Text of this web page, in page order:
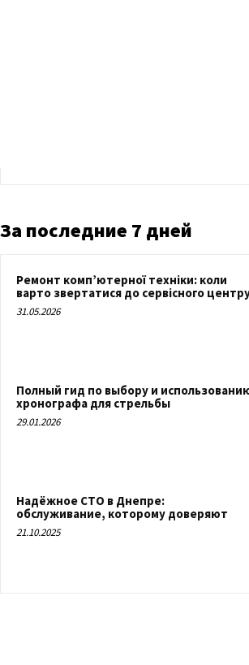
За последние 7 дней
Ремонт комп’ютерної техніки: коли
варто звертатися до сервісного
31.05.2026
Полный гид по выбору и
хронографа для стрельбы
29.01.2026
Надёжное СТО в Днепре:
обслуживание, которому доверяют
21.10.2025